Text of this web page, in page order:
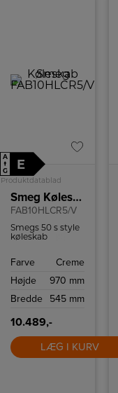
A
↑
G
E
Produktdatablad
Smeg Køleskab
FAB10HLCR5/V
Smegs 50 s style
køleskab
kølekapacitet og
teknologier som
og let afrimning.
venstrehængslet.
Farve
Creme
Højde
970 mm
Bredde
545 mm
10.489,-
LÆG I KURV